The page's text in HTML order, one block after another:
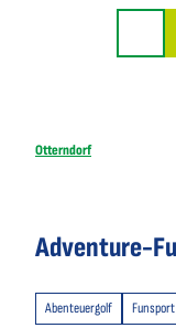
Otterndorf
Adventure-
Abenteuergolf Funsport